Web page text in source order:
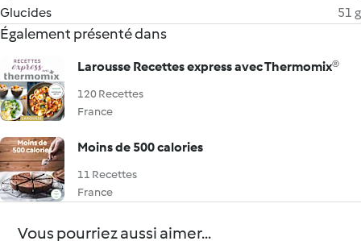
Glucides
51 g
Également présenté dans
Larousse Recettes express avec Thermomix®
120 Recettes
France
Moins de 500 calories
11 Recettes
France
Vous pourriez aussi aimer...